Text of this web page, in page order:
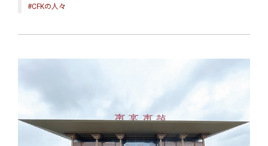
#CFKの人々